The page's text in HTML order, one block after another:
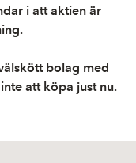
i att aktien är
bolag med
att köpa just nu.